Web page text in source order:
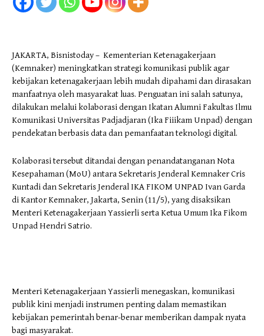
JAKARTA, Bisnistoday – Kementerian Ketenagakerjaan
(Kemnaker) meningkatkan strategi komunikasi publik agar
kebijakan ketenagakerjaan lebih mudah dipahami dan dirasakan
manfaatnya oleh masyarakat luas. Penguatan ini salah satunya,
dilakukan melalui kolaborasi dengan Ikatan Alumni Fakultas Ilmu
Komunikasi Universitas Padjadjaran (Ika Fiiikam Unpad) dengan
pendekatan berbasis data dan pemanfaatan teknologi digital.
Kolaborasi tersebut ditandai dengan penandatanganan Nota
Kesepahaman (MoU) antara Sekretaris Jenderal Kemnaker Cris
Kuntadi dan Sekretaris Jenderal IKA FIKOM UNPAD Ivan Garda
di Kantor Kemnaker, Jakarta, Senin (11/5), yang disaksikan
Menteri Ketenagakerjaan Yassierli serta Ketua Umum Ika Fikom
Unpad Hendri Satrio.
Menteri Ketenagakerjaan Yassierli menegaskan, komunikasi
publik kini menjadi instrumen penting dalam memastikan
kebijakan pemerintah benar-benar memberikan dampak nyata
bagi masyarakat.